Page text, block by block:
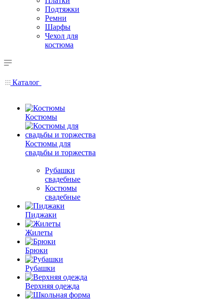
Подтяжки
Ремни
Шарфы
Чехол для
костюма
Каталог
Костюмы
Костюмы для
свадьбы и торжества
Рубашки
свадебные
Костюмы
свадебные
Пиджаки
Жилеты
Брюки
Рубашки
Верхняя одежда